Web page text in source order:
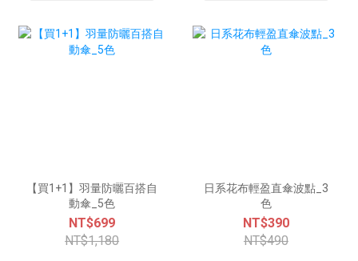
【買1+1】羽量防曬百搭自
動傘_5色
NT$699
NT$1,180
日系花布輕盈直傘波點_3
色
NT$390
NT$490